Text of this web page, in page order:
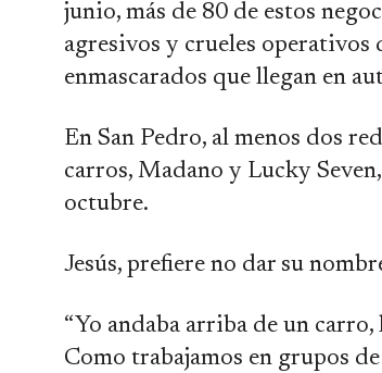
junio, más de 80 de estos
agresivos y crueles operativos
enmascarados que llegan en
En San Pedro, al menos dos
carros, Madano y Lucky
octubre.
Jesús, prefiere no dar su
“Yo andaba arriba de un
Como trabajamos en grupos